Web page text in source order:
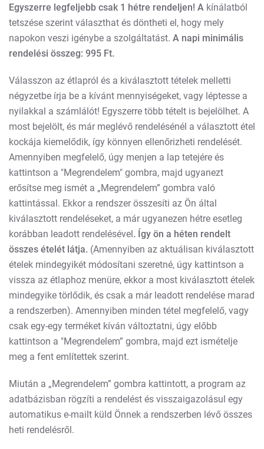
Egyszerre legfeljebb csak 1 hétre rendeljen! A kínálatból
tetszése szerint választhat és döntheti el, hogy mely
napokon veszi igénybe a szolgáltatást. A napi minimális
rendelési összeg: 995 Ft.
Válasszon az étlapról és a kiválasztott tételek melletti
négyzetbe írja be a kívánt mennyiségeket, vagy léptesse a
nyilakkal a számlálót! Egyszerre több tételt is bejelölhet. A
most bejelölt, és már meglévő rendelésénél a választott étel
kockája kiemelődik, így könnyen ellenőrizheti rendelését.
Amennyiben megfelelő, úgy menjen a lap tetejére és
kattintson a "Megrendelem" gombra, majd ugyanezt
erősítse meg ismét a „Megrendelem” gombra való
kattintással. Ekkor a rendszer összesíti az Ön által
kiválasztott rendeléseket, a már ugyanezen hétre esetleg
korábban leadott rendelésével. Így ön a héten rendelt
összes ételét látja. (Amennyiben az aktuálisan kiválasztott
ételek mindegyikét módosítani szeretné, úgy kattintson a
vissza az étlaphoz menüre, ekkor a most kiválasztott ételek
mindegyike törlődik, és csak a már leadott rendelése marad
a rendszerben). Amennyiben minden tétel megfelelő, vagy
csak egy-egy terméket kíván változtatni, úgy előbb
kattintson a "Megrendelem” gombra, majd ezt ismételje
meg a fent említettek szerint.
Miután a „Megrendelem” gombra kattintott, a program az
adatbázisban rögzíti a rendelést és visszaigazolásul egy
automatikus e-mailt küld Önnek a rendszerben lévő összes
heti rendelésről.